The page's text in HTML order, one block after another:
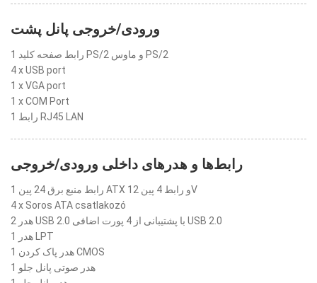
ورودی/خروجی پانل پشت
1 رابط صفحه کلید PS/2 و ماوس PS/2
4 x USB port
1 x VGA port
1 x COM Port
1 رابط RJ45 LAN
رابط‌ها و هدرهای داخلی ورودی/خروجی
1 رابط منبع برق 24 پین ATX و رابط 4 پین 12V
4 x Soros ATA csatlakozó
2 هدر USB 2.0 با پشتیبانی از 4 پورت اضافی USB 2.0
1 هدر LPT
1 هدر پاک کردن CMOS
1 هدر صوتی پانل جلو